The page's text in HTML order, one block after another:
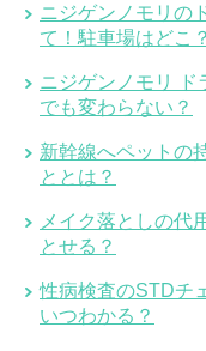
ニジゲンノモリの
て！駐車場はどこ？
ニジゲンノモリ ド
でも変わらない？
新幹線へペットの
ととは？
メイク落としの代
とせる？
性病検査のSTDチ
いつわかる？